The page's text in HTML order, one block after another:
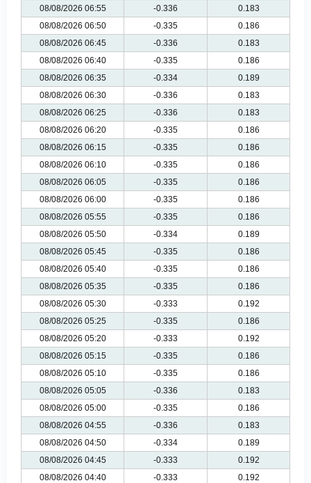
08/08/2026 06:55
-0.336
0.183
08/08/2026 06:50
-0.335
0.186
08/08/2026 06:45
-0.336
0.183
08/08/2026 06:40
-0.335
0.186
08/08/2026 06:35
-0.334
0.189
08/08/2026 06:30
-0.336
0.183
08/08/2026 06:25
-0.336
0.183
08/08/2026 06:20
-0.335
0.186
08/08/2026 06:15
-0.335
0.186
08/08/2026 06:10
-0.335
0.186
08/08/2026 06:05
-0.335
0.186
08/08/2026 06:00
-0.335
0.186
08/08/2026 05:55
-0.335
0.186
08/08/2026 05:50
-0.334
0.189
08/08/2026 05:45
-0.335
0.186
08/08/2026 05:40
-0.335
0.186
08/08/2026 05:35
-0.335
0.186
08/08/2026 05:30
-0.333
0.192
08/08/2026 05:25
-0.335
0.186
08/08/2026 05:20
-0.333
0.192
08/08/2026 05:15
-0.335
0.186
08/08/2026 05:10
-0.335
0.186
08/08/2026 05:05
-0.336
0.183
08/08/2026 05:00
-0.335
0.186
08/08/2026 04:55
-0.336
0.183
08/08/2026 04:50
-0.334
0.189
08/08/2026 04:45
-0.333
0.192
08/08/2026 04:40
-0.333
0.192